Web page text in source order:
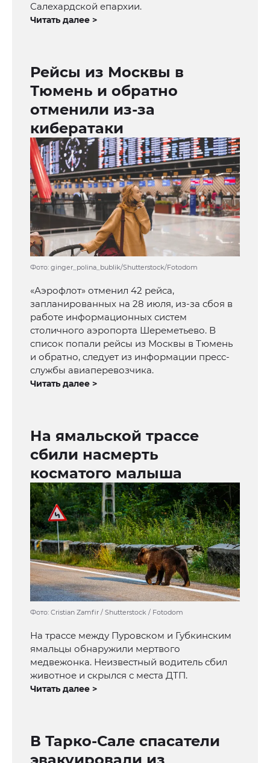
Салехардской епархии.
Читать далее >
Рейсы из Москвы в
Тюмень и обратно
отменили из-за
кибератаки
Фото: ginger_polina_bublik/Shutterstock/Fotodom
«Аэрофлот» отменил 42 рейса,
запланированных на 28 июля, из-за сбоя в
работе информационных систем
столичного аэропорта Шереметьево. В
список попали рейсы из Москвы в Тюмень
и обратно, следует из информации пресс-
службы авиаперевозчика.
Читать далее >
На ямальской трассе
сбили насмерть
косматого малыша
Фото: Cristian Zamfir / Shutterstock / Fotodom
На трассе между Пуровском и Губкинским
ямальцы обнаружили мертвого
медвежонка. Неизвестный водитель сбил
животное и скрылся с места ДТП.
Читать далее >
В Тарко-Сале спасатели